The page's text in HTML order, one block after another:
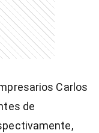
Carlos
de